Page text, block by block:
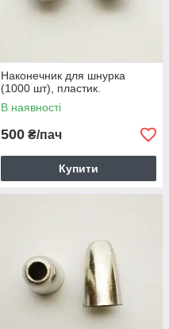
Наконечник для шнурка
(1000 шт), пластик.
В наявності
500 ₴/пач
Купити